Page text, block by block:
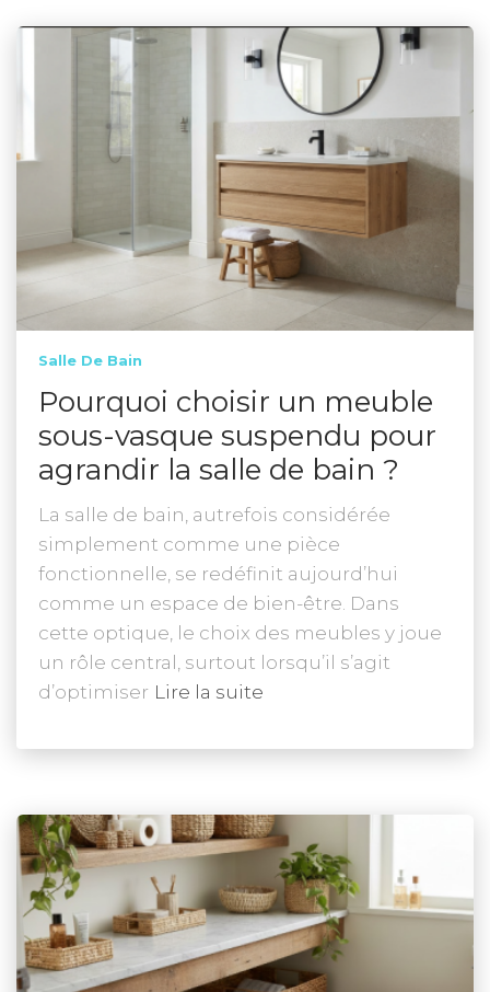
Salle De Bain
Pourquoi choisir un meuble
sous-vasque suspendu pour
agrandir la salle de bain ?
La salle de bain, autrefois considérée
simplement comme une pièce
fonctionnelle, se redéfinit aujourd’hui
comme un espace de bien-être. Dans
cette optique, le choix des meubles y joue
un rôle central, surtout lorsqu’il s’agit
d’optimiser Lire la suite